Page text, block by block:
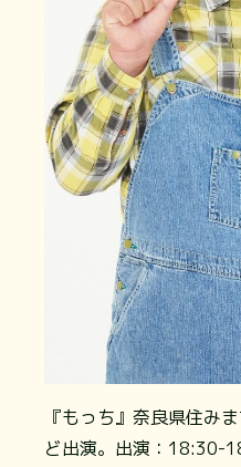
『もっち』奈良県住み
ど出演。出演：18:30-